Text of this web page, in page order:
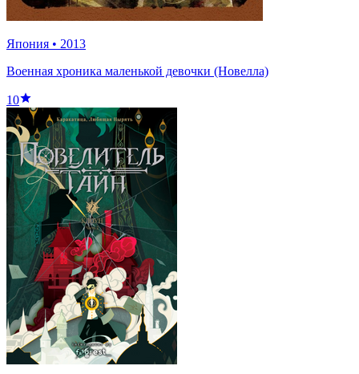
Япония • 2013
Военная хроника маленькой девочки (Новелла)
10